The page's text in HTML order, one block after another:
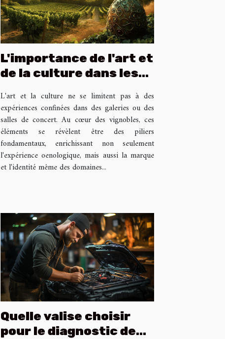
L'importance de l'art et
de la culture dans les
viticoles
L'art et la culture ne se limitent pas à des
expériences confinées dans des galeries ou des
salles de concert. Au cœur des vignobles, ces
éléments se révèlent être des piliers
fondamentaux, enrichissant non seulement
l'expérience oenologique, mais aussi la marque
et l'identité même des domaines...
Quelle valise choisir
pour le diagnostic de